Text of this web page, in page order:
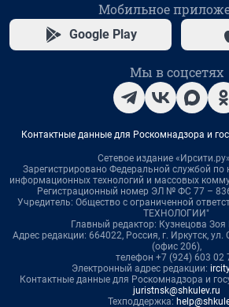
Мобильное
Google Play
Мы в соцсетях
Контактные данные для Роскомнадзора и
Сетевое издание
Зарегистрировано Федеральной службой по
информационных технологий и массовых
Регистрационный номер ЭЛ № ФС 77 –
Учредитель: Общество с ограниченной
ТЕХНОЛОГИИ"
Главный редактор: Кузнецова Зоя
Адрес редакции: 664022, Россия, г. Иркутск, ул.
(офис 206),
телефон +7 (924) 603 02
Электронный адрес редакции:
Контактные данные для Роскомнадзора и
juristnsk@shkulev.ru
Техподдержка: